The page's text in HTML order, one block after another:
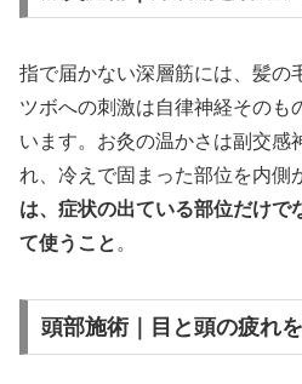
指で届かない深層筋には、髪の
ツボへの刺激は自律神経そのも
います。お灸の温かさは副交感
れ、冷えで固まった部位を内側
は、症状の出ている部位だけで
て使うこと 。
頭部施術｜目と頭の疲れ